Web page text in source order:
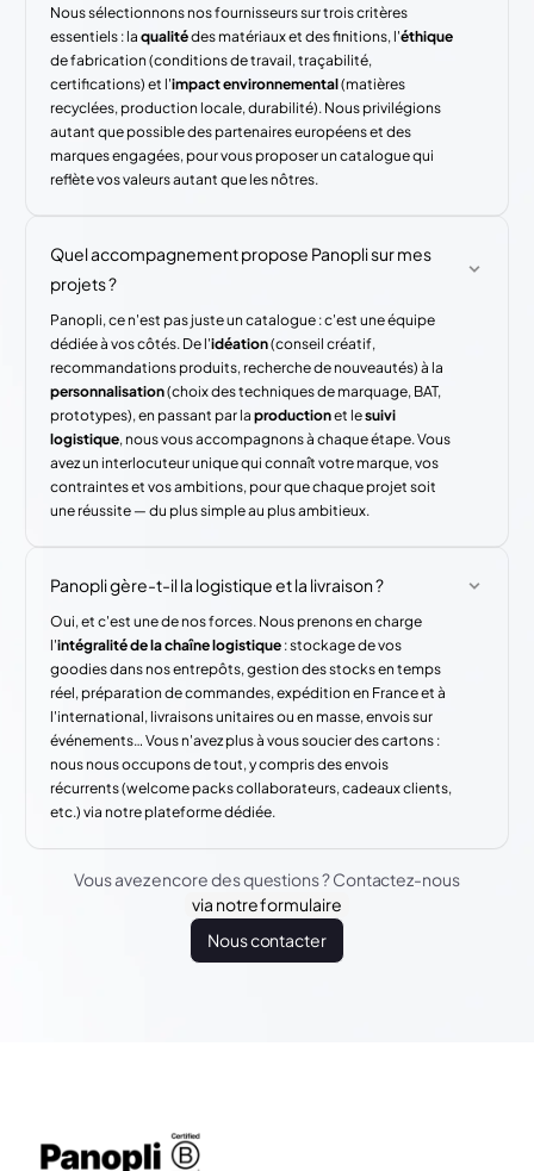
Nous sélectionnons nos fournisseurs sur trois critères
essentiels : laqualitédes matériaux et des finitions, l'éthique
de fabrication (conditions de travail, traçabilité,
certifications) et l'impact environnemental(matières
recyclées, production locale, durabilité). Nous privilégions
autant que possible des partenaires européens et des
marques engagées, pour vous proposer un catalogue qui
reflète vos valeurs autant que les nôtres.
Quel accompagnement propose Panopli sur mes
projets ?
Panopli, ce n'est pas juste un catalogue : c'est une équipe
dédiée à vos côtés. De l'idéation(conseil créatif,
recommandations produits, recherche de nouveautés) à la
personnalisation(choix des techniques de marquage, BAT,
prototypes), en passant par laproductionet lesuivi
logistique, nous vous accompagnons à chaque étape. Vous
avez un interlocuteur unique qui connaît votre marque, vos
contraintes et vos ambitions, pour que chaque projet soit
une réussite — du plus simple au plus ambitieux.
Panopli gère-t-il la logistique et la livraison ?
Oui, et c'est une de nos forces. Nous prenons en charge
l'intégralité de la chaîne logistique : stockage de vos
goodies dans nos entrepôts, gestion des stocks en temps
réel, préparation de commandes, expédition en France et à
l'international, livraisons unitaires ou en masse, envois sur
événements… Vous n'avez plus à vous soucier des cartons :
nous nous occupons de tout, y compris des envois
récurrents (welcome packs collaborateurs, cadeaux clients,
etc.) via notre plateforme dédiée.
Vous avez encore des questions ? Contactez-nous
via notre formulaire
Nous contacter